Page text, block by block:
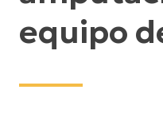
equipo